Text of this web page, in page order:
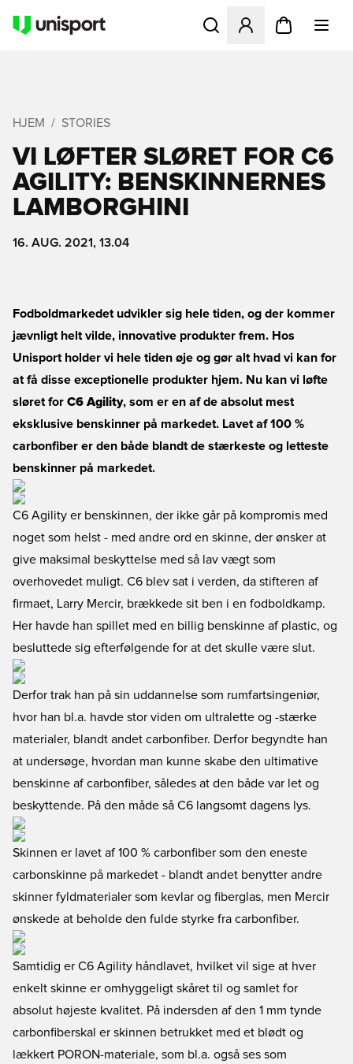
Åbner en Modal til at
HJEM STORIES
VI LØFTER SLØRET FOR C6
AGILITY: BENSKINNERNES
LAMBORGHINI
16. AUG. 2021, 13.04
Fodboldmarkedet udvikler sig hele tiden, og der kommer
jævnligt helt vilde, innovative produkter frem. Hos
Unisport holder vi hele tiden øje og gør alt hvad vi kan for
at få disse exceptionelle produkter hjem. Nu kan vi løfte
sløret for C6 Agility, som er en af de absolut mest
eksklusive benskinner på markedet. Lavet af 100 %
carbonfiber er den både blandt de stærkeste og letteste
benskinner på markedet.
C6 Agility er benskinnen, der ikke går på kompromis med
noget som helst - med andre ord en skinne, der ønsker at
give maksimal beskyttelse med så lav vægt som
overhovedet muligt. C6 blev sat i verden, da stifteren af
firmaet, Larry Mercir, brækkede sit ben i en fodboldkamp.
Her havde han spillet med en billig benskinne af plastic, og
besluttede sig efterfølgende for at det skulle være slut.
Derfor trak han på sin uddannelse som rumfartsingeniør,
hvor han bl.a. havde stor viden om ultralette og -stærke
materialer, blandt andet carbonfiber. Derfor begyndte han
at undersøge, hvordan man kunne skabe den ultimative
benskinne af carbonfiber, således at den både var let og
beskyttende. På den måde så C6 langsomt dagens lys.
Skinnen er lavet af 100 % carbonfiber som den eneste
carbonskinne på markedet - blandt andet benytter andre
skinner fyldmaterialer som kevlar og fiberglas, men Mercir
ønskede at beholde den fulde styrke fra carbonfiber.
Samtidig er C6 Agility håndlavet, hvilket vil sige at hver
enkelt skinne er omhyggeligt skåret til og samlet for
absolut højeste kvalitet. På indersden af den 1 mm tynde
carbonfiberskal er skinnen betrukket med et blødt og
lækkert PORON-materiale, som bl.a. også ses som